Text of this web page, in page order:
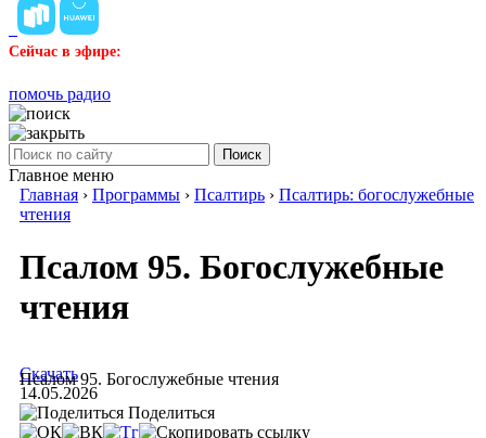
Сейчас в эфире:
помочь радио
Поиск
Главное меню
Главная › Программы › Псалтирь › Псалтирь: богослужебные
чтения
Псалом 95. Богослужебные
чтения
Псалом 95. Богослужебные чтения
Скачать
14.05.2026
Поделиться